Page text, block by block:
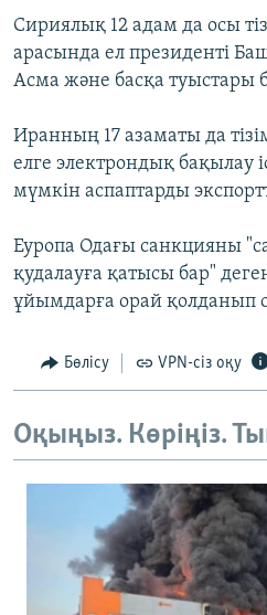
Басқа тілдерде
Сириялық 12 адам да осы
арасында ел президенті
Асма және басқа туыстары
Иранның 17 азаматы да
елге электрондық бақылау
мүмкін аспаптарды
Еуропа Одағы санкцияны
қудалауға қатысы бар"
ұйымдарға орай қолданып
Бөлісу VPN-сіз оқу
Оқыңыз. Көріңіз.